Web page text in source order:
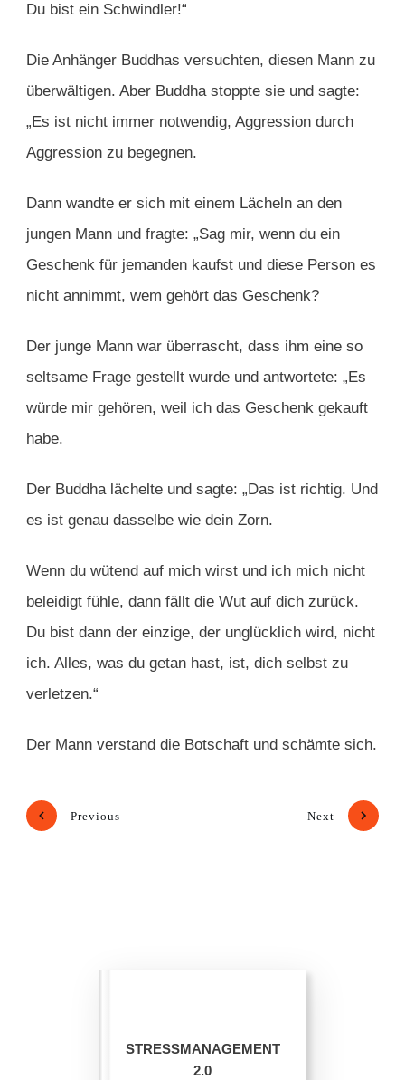
Du bist ein Schwindler!“
Die Anhänger Buddhas versuchten, diesen Mann zu
überwältigen. Aber Buddha stoppte sie und sagte:
„Es ist nicht immer notwendig, Aggression durch
Aggression zu begegnen.
Dann wandte er sich mit einem Lächeln an den
jungen Mann und fragte: „Sag mir, wenn du ein
Geschenk für jemanden kaufst und diese Person es
nicht annimmt, wem gehört das Geschenk?
Der junge Mann war überrascht, dass ihm eine so
seltsame Frage gestellt wurde und antwortete: „Es
würde mir gehören, weil ich das Geschenk gekauft
habe.
Der Buddha lächelte und sagte: „Das ist richtig. Und
es ist genau dasselbe wie dein Zorn.
Wenn du wütend auf mich wirst und ich mich nicht
beleidigt fühle, dann fällt die Wut auf dich zurück.
Du bist dann der einzige, der unglücklich wird, nicht
ich. Alles, was du getan hast, ist, dich selbst zu
verletzen.“
Der Mann verstand die Botschaft und schämte sich.
Previous Next
STRESSMANAGEMENT
2.0